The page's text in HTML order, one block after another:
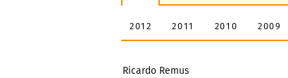
2012 2011 2010 2009
Ricardo Remus